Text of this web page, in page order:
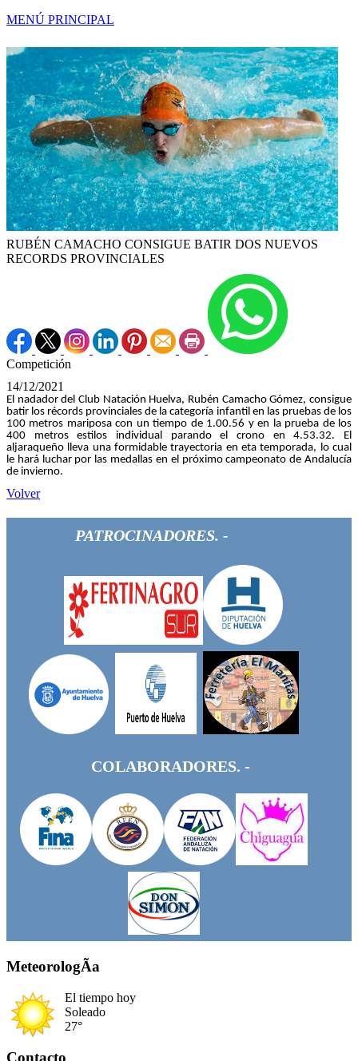
MENÚ PRINCIPAL
RUBÉN CAMACHO CONSIGUE BATIR DOS NUEVOS
RECORDS PROVINCIALES
Competición
14/12/2021
El nadador del Club Natación Huelva, Rubén Camacho Gómez, consigue
batir los récords provinciales de la categoría infantil en las pruebas de los
100 metros mariposa con un tiempo de 1.00.56 y en la prueba de los
400 metros estilos individual parando el crono en 4.53.32. El
aljaraqueño lleva una formidable trayectoria en eta temporada, lo cual
le hará luchar por las medallas en el próximo campeonato de Andalucía
de invierno.
Volver
PATROCINADORES. -
COLABORADORES. -
MeteorologÃ­a
El tiempo hoy
Soleado
27°
Contacto